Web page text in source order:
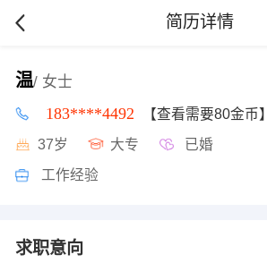
简历详情
温/ 女士
183****4492 【查看需要80金币】
37岁 大专 已婚
工作经验
求职意向